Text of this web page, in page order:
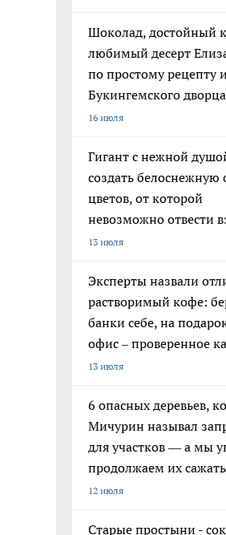
Шоколад, достойный
любимый десерт
по простому рецепту
Букингемского дворца
16 июля
Гигант с нежной
создать белоснежную
цветов, от которой
невозможно отвести
13 июля
Эксперты назвали
растворимый кофе:
банки себе, на
офис – проверенное
13 июля
6 опасных деревьев,
Мичурин называл
для участков — а мы
продолжаем их сажать
12 июля
Старые простыни -